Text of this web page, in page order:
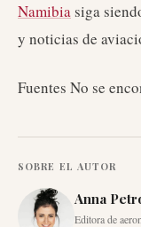
Namibiasiga
y noticias de
Fuentes No se
SOBRE EL AUTOR
Anna
Editora de